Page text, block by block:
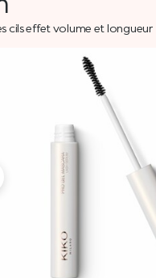
cils effet volume et longueur